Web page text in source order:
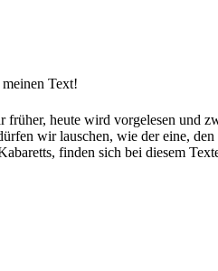
Text!
heute wird vorgelesen
wir lauschen, wie der eine,
finden sich bei diesem